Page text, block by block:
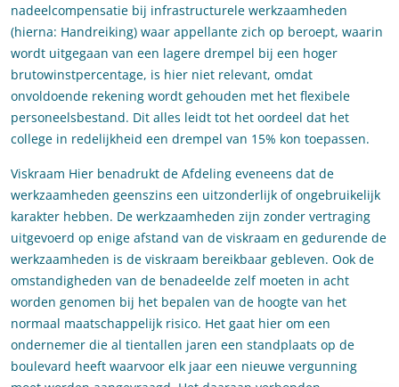
nadeelcompensatie bij infrastructurele werkzaamheden
(hierna: Handreiking) waar appellante zich op beroept, waarin
wordt uitgegaan van een lagere drempel bij een hoger
brutowinstpercentage, is hier niet relevant, omdat
onvoldoende rekening wordt gehouden met het flexibele
personeelsbestand. Dit alles leidt tot het oordeel dat het
college in redelijkheid een drempel van 15% kon toepassen.
Viskraam Hier benadrukt de Afdeling eveneens dat de
werkzaamheden geenszins een uitzonderlijk of ongebruikelijk
karakter hebben. De werkzaamheden zijn zonder vertraging
uitgevoerd op enige afstand van de viskraam en gedurende de
werkzaamheden is de viskraam bereikbaar gebleven. Ook de
omstandigheden van de benadeelde zelf moeten in acht
worden genomen bij het bepalen van de hoogte van het
normaal maatschappelijk risico. Het gaat hier om een
ondernemer die al tientallen jaren een standplaats op de
boulevard heeft waarvoor elk jaar een nieuwe vergunning